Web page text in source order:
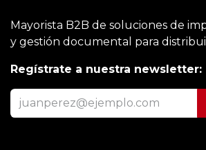
Mayorista B2B de soluciones de
y gestión documental para
Regístrate a nuestra newsletter: